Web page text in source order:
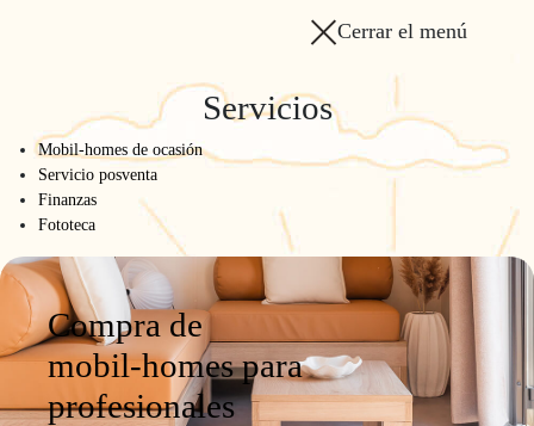
Cerrar el menú
Servicios
Mobil-homes de ocasión
Servicio posventa
Finanzas
Fototeca
Compra de
mobil-homes para
profesionales